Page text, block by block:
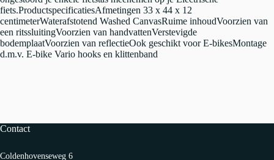
fiets.ProductspecificatiesAfmetingen 33 x 44 x 12
centimeterWaterafstotend Washed CanvasRuime inhoudVoorzien van
een ritssluitingVoorzien van handvattenVerstevigde
bodemplaatVoorzien van reflectieOok geschikt voor E-bikesMontage
d.m.v. E-bike Vario hooks en klittenband
Contact
Coldenhovenseweg 6